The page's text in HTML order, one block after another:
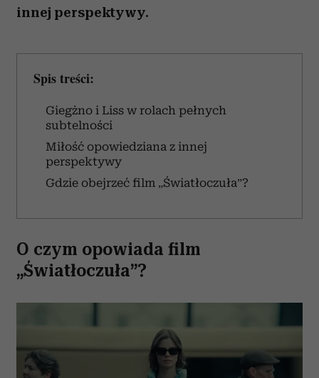
innej perspektywy.
Spis treści:
Giegżno i Liss w rolach pełnych
subtelności
Miłość opowiedziana z innej
perspektywy
Gdzie obejrzeć film „Światłoczuła”?
O czym opowiada film
„Światłoczuła”?